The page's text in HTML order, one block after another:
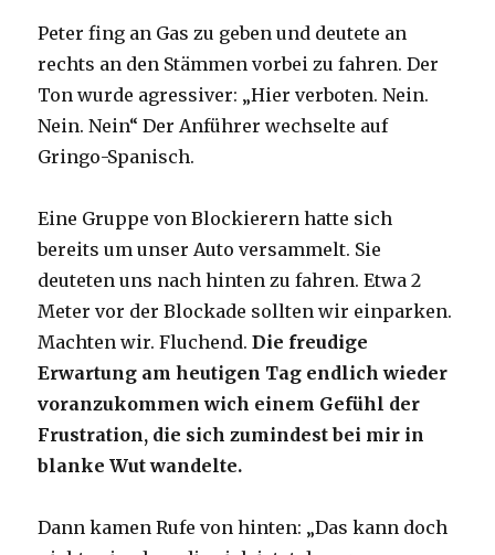
Peter fing an Gas zu geben und deutete an
rechts an den Stämmen vorbei zu fahren. Der
Ton wurde agressiver: „Hier verboten. Nein.
Nein. Nein“ Der Anführer wechselte auf
Gringo-Spanisch.
Eine Gruppe von Blockierern hatte sich
bereits um unser Auto versammelt. Sie
deuteten uns nach hinten zu fahren. Etwa 2
Meter vor der Blockade sollten wir einparken.
Machten wir. Fluchend.Die freudige
Erwartung am heutigen Tag endlich wieder
voranzukommen wich einem Gefühl der
Frustration, die sich zumindest bei mir in
blanke Wut wandelte.
Dann kamen Rufe von hinten: „Das kann doch